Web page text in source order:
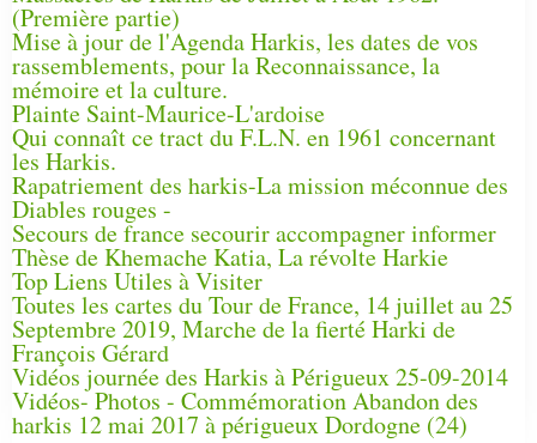
(Première partie)
Mise à jour de l'Agenda Harkis, les dates de vos
rassemblements, pour la Reconnaissance, la
mémoire et la culture.
Plainte Saint-Maurice-L'ardoise
Qui connaît ce tract du F.L.N. en 1961 concernant
les Harkis.
Rapatriement des harkis-La mission méconnue des
Diables rouges -
Secours de france secourir accompagner informer
Thèse de Khemache Katia, La révolte Harkie
Top Liens Utiles à Visiter
Toutes les cartes du Tour de France, 14 juillet au 25
Septembre 2019, Marche de la fierté Harki de
François Gérard
Vidéos journée des Harkis à Périgueux 25-09-2014
Vidéos- Photos - Commémoration Abandon des
harkis 12 mai 2017 à périgueux Dordogne (24)